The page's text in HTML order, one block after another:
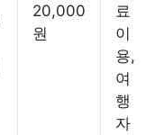
20,000
원
료
이
용,
여
행
자